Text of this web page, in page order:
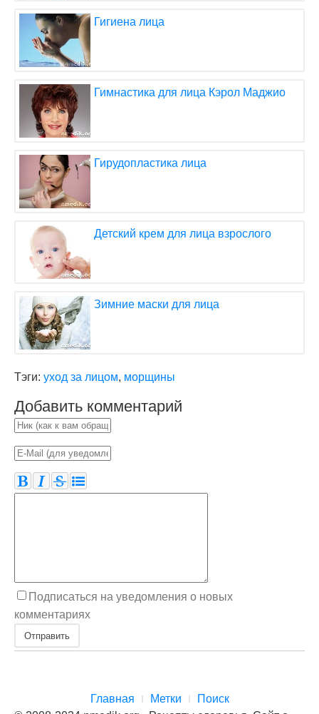
Гигиена лица
Гимнастика для лица Кэрол Маджио
Гирудопластика лица
Детский крем для лица взрослого
Зимние маски для лица
Тэги: уход за лицом, морщины
Добавить комментарий
Подписаться на уведомления о новых
комментариях
Отправить
Главная Метки
Поиск